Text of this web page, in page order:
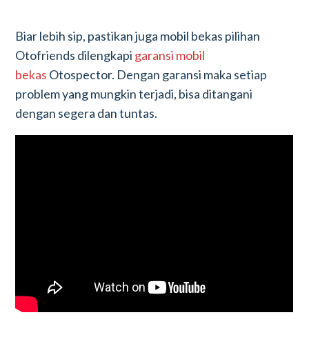
Biar lebih sip, pastikan juga mobil bekas pilihan
Otofriends dilengkapi garansi mobil
bekas Otospector. Dengan garansi maka setiap
problem yang mungkin terjadi, bisa ditangani
dengan segera dan tuntas.